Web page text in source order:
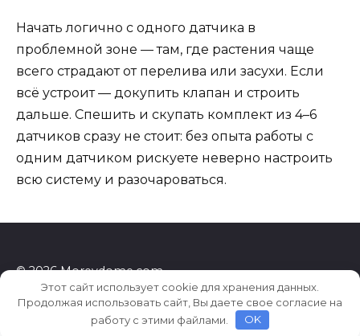
Начать логично с одного датчика в
проблемной зоне — там, где растения чаще
всего страдают от перелива или засухи. Если
всё устроит — докупить клапан и строить
дальше. Спешить и скупать комплект из 4–6
датчиков сразу не стоит: без опыта работы с
одним датчиком рискуете неверно настроить
всю систему и разочароваться.
© 2026 Morevdome.com
0f699ba2f160bd7f
Этот сайт использует cookie для хранения данных.
Продолжая использовать сайт, Вы даете свое согласие на
работу с этими файлами.
OK